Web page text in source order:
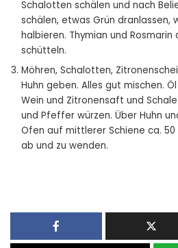
Schalotten schälen und nach
schälen, etwas Grün dranlassen,
halbieren. Thymian und
schütteln.
Möhren, Schalotten,
Huhn geben. Alles gut ­mischen.
Wein und Zitronensaft und
und Pfeffer würzen. Über Huhn
Ofen auf mittlerer Schiene ca.
ab und zu wenden.